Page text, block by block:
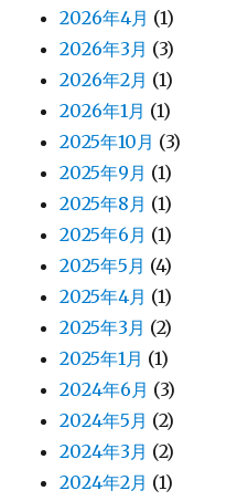
2026年4月 (1)
2026年3月 (3)
2026年2月 (1)
2026年1月 (1)
2025年10月 (3)
2025年9月 (1)
2025年8月 (1)
2025年6月 (1)
2025年5月 (4)
2025年4月 (1)
2025年3月 (2)
2025年1月 (1)
2024年6月 (3)
2024年5月 (2)
2024年3月 (2)
2024年2月 (1)